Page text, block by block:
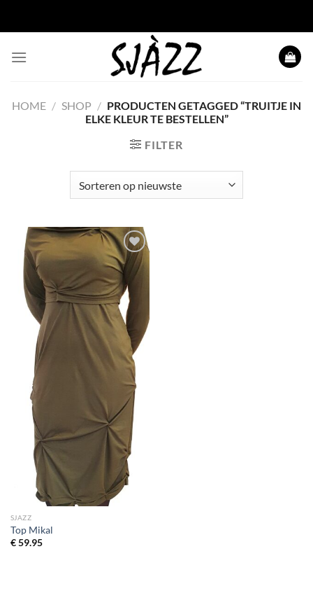
HOME / SHOP / PRODUCTEN GETAGGED “TRUITJE IN
ELKE KLEUR TE BESTELLEN”
FILTER
Toevoegen
aan
wenslijst
SJAZZ
Top Mikal
€59.95